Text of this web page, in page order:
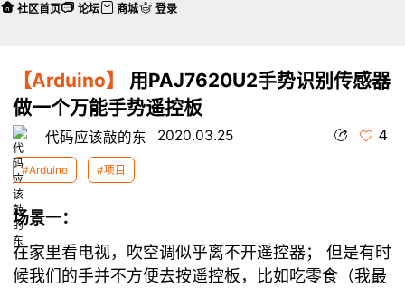
【Arduino】
用PAJ7620U2手势识别传感器
做一个万能手势遥控板
代码应该敲的东 2020.03.25 4
#Arduino #项目
场景一：
在家里看电视，吹空调似乎离不开遥控器； 但是有时
候我们的手并不方便去按遥控板，比如吃零食（我最
社区首页 论坛 商城 登录